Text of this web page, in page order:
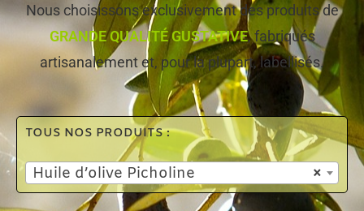
Nous choisissons exclusivement des produits de
GRANDE QUALITÉ GUSTATIVE, fabriqués
artisanalement et, pour la plupart, labellisés.
TOUS NOS PRODUITS :
×
Huile d’olive Picholine